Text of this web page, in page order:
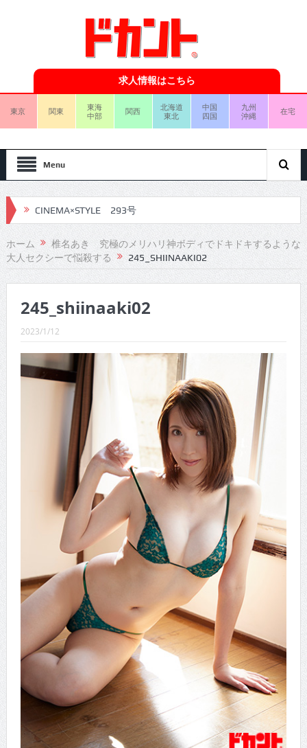
求人情報はこちら
東京 関東
東海
中部
関西
北海道
東北
中国
四国
九州
沖縄
在宅
Menu
CINEMA×STYLE 293号
CINEMA×STYLE 292号
CINEMA×STYLE 291号
CINEMA×STYLE 289号
CINEMA×STYLE 287号
CINEMA×STYLE 286号
CINEMA×STYLE 285号
CINEMA×STYLE 294号
ホーム
椎名あき 究極のメリハリ神ボディでドキドキするような
大人セクシーで悩殺する
245_SHIINAAKI02
245_shiinaaki02
2023/1/12